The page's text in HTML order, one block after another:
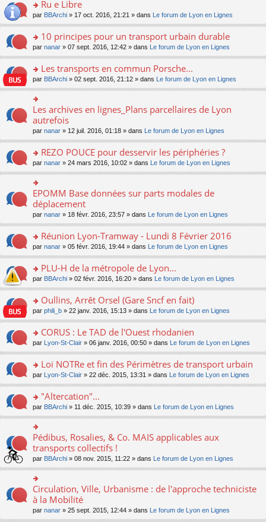
nt
ré
c
e
nt
le
pl
u
ré
c
e
nt
n
n
le
pl
u
ré
c
e
nt
a
g
e
n
n
le
pl
u
s
ré
c
e
nt
m
e
a
g
e
n
n
le
pl
u
s
e
nt
ult
er
le
m
e
a
g
e
n
o
lu
le
pl
u
s
c
nt
o
n
ult
er
le
m
e
s
g
e
n
o
lu
le
pl
u
s
ré
e
Ru e Libre
par BBArchi » 17 oct. 2016, 21:21 » dans Le forum de Lyon en Lignes
o
n
ult
er
le
m
s
a
e
n
o
n
lu
le
pl
u
s
ré
e
10 principes pour un transport urbain durable
par nanar » 07 sept. 2016, 12:42 » dans Le forum de Lyon en Lignes
o
n
s
ult
er
le
m
e
s
a
e
n
o
n
pl
u
s
ré
e
Les transports en commun Porsche...
par BBArchi » 02 sept. 2016, 21:12 » dans Le forum de Lyon en Lignes
n
ult
er
le
m
e
s
s
a
g
e
n
o
lu
le
pl
u
s
c
e
nt
Les archives en lignes_Plans parcellaires de Lyon
autrefois
par nanar » 12 juil. 2016, 01:18 » dans Le forum de Lyon en Lignes
o
n
s
ult
er
le
m
e
s
a
e
n
o
lu
le
pl
u
s
e
nt
REZO POUCE pour desservir les périphéries ?
par nanar » 24 mars 2016, 10:02 » dans Le forum de Lyon en Lignes
o
n
ult
er
le
m
e
s
a
g
e
n
lu
le
pl
u
ré
c
e
nt
EPOMM Base données sur parts modales de
déplacement
par nanar » 18 févr. 2016, 23:57 » dans Le forum de Lyon en Lignes
o
n
ult
er
le
m
e
a
g
e
n
n
le
pl
u
s
ré
c
e
nt
Réunion Lyon-Tramway - Lundi 8 Février 2016
par nanar » 05 févr. 2016, 19:44 » dans Le forum de Lyon en Lignes
o
n
ult
er
le
m
e
a
g
e
n
n
le
pl
u
s
c
nt
PLU-H de la métropole de Lyon...
par BBArchi » 02 févr. 2016, 16:20 » dans Le forum de Lyon en Lignes
o
n
ult
er
le
m
e
a
g
e
n
o
n
lu
le
pl
u
s
ré
e
Oullins, Arrêt Orsel (Gare Sncf en fait)
par phili_b » 22 janv. 2016, 15:13 » dans Le forum de Lyon en Lignes
o
n
ult
er
le
m
e
s
g
e
n
o
n
lu
le
pl
u
CORUS : Le TAD de l'Ouest rhodanien
par Lyon-St-Clair » 06 janv. 2016, 00:50 » dans Le forum de Lyon en Lignes
o
n
ult
er
le
m
e
s
a
e
n
o
n
Loi NOTRe et fin des Périmètres de transport urbain
par Lyon-St-Clair » 22 déc. 2015, 13:31 » dans Le forum de Lyon en Lignes
o
n
s
ult
er
le
m
e
s
s
a
g
e
"Altercation"...
par BBArchi » 11 déc. 2015, 10:39 » dans Le forum de Lyon en Lignes
o
n
ult
er
le
m
e
s
Pédibus, Rosalies, & Co. MAIS applicables aux
transports collectifs !
par BBArchi » 08 nov. 2015, 11:22 » dans Le forum de Lyon en Lignes
o
n
ult
Circulation, Ville, Urbanisme : de l'approche techniciste
à la Mobilité
par nanar » 25 sept. 2015, 12:44 » dans Le forum de Lyon en Lignes